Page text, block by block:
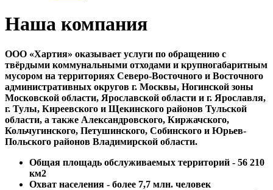
Наша компания
ООО «Хартия» оказывает услуги по обращению с
твёрдыми коммунальными отходами и крупногабаритным
мусором на территориях Северо-Восточного и Восточного
административных округов г. Москвы, Ногинской зоны
Московской области, Ярославской области и г. Ярославля,
г. Тулы, Киреевского и Щекинского районов Тульской
области, а также Александровского, Киржачского,
Кольчугинского, Петушинского, Собинского и Юрьев-
Польского районов Владимирской области.
Общая площадь обслуживаемых территорий - 56 210
км2
Охват населения - более 7,7 млн. человек